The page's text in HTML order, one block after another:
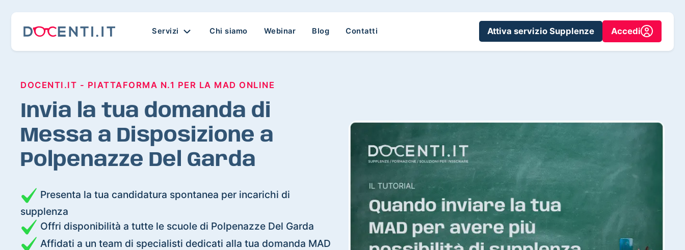
Servizi Chi siamo Webinar Blog Contatti Attiva servizio Supplenze Accedi
DOCENTI.IT - PIATTAFORMA N.1 PER LA MAD ONLINE
Invia la tua domanda di
Messa a Disposizione a
Polpenazze Del Garda
Presenta la tua candidatura spontanea per incarichi di
supplenza
Offri disponibilità a tutte le scuole di Polpenazze Del Garda
Affidati a un team di specialisti dedicati alla tua domanda MAD